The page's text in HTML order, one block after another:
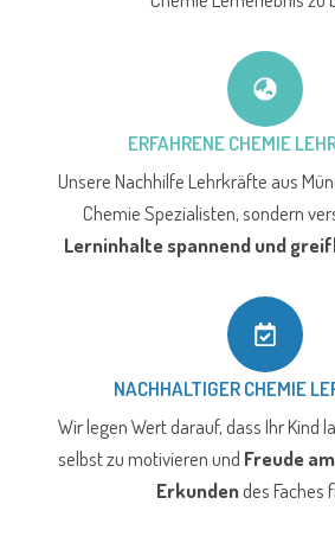
ERFAHRENE CHEMIE
Unsere Nachhilfe Lehrkräfte aus
Chemie Spezialisten, sondern
Lerninhalte spannend und
NACHHALTIGER CHEMIE
Wir legen Wert darauf, dass Ihr Kind
selbst zu motivieren und Freude
Erkundendes Faches